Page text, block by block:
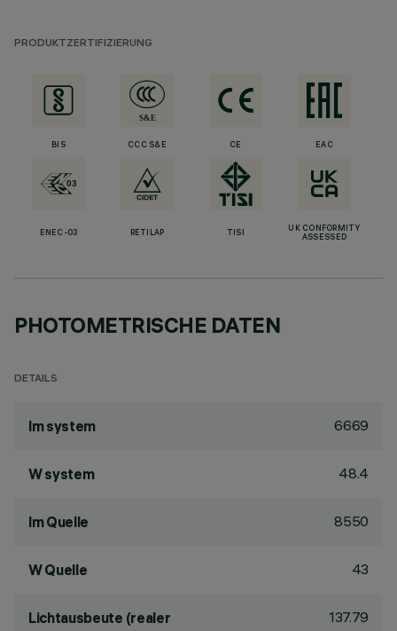
PRODUKTZERTIFIZIERUNG
BIS CCC S&E CE EAC
ENEC-03 RETILAP TISI
UK CONFORMITY
ASSESSED
PHOTOMETRISCHE DATEN
DETAILS
lm system 6669
W system 48.4
lm Quelle 8550
W Quelle 43
Lichtausbeute (realer
137.79